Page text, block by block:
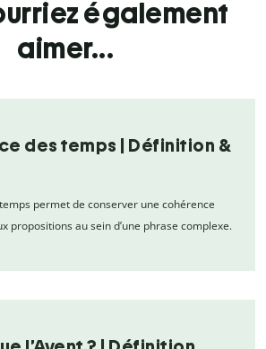
également
aimer...
des temps | Définition &
permet de conserver une cohérence
propositions au sein d’une phrase complexe.